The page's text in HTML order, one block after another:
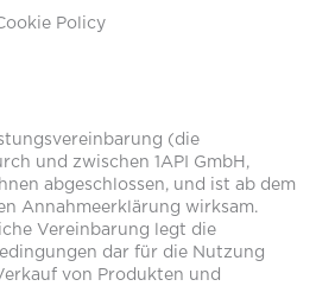
Policy
(die
und zwischen 1API GmbH,
abgeschlossen, und ist ab dem
Annahmeerklärung wirksam.
Vereinbarung legt die
dar für die Nutzung
von Produkten und